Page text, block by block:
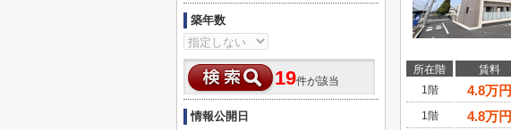
所在階 賃料
1階
4.8万円
1階
4.8万円
築年数
19件が該当
情報公開日